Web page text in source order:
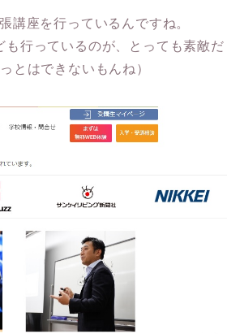
講座を行っているんですね。
行っているのが、とっても素敵だ
とはできないもんね）